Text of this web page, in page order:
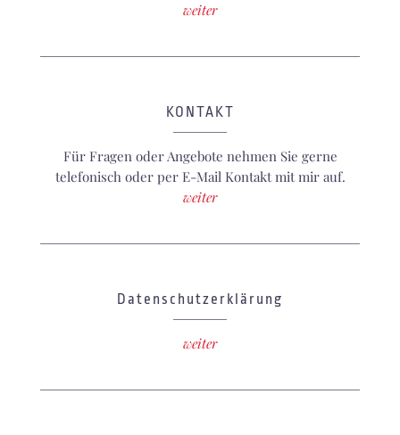
weiter
KONTAKT
Für Fragen oder Angebote nehmen Sie gerne
telefonisch oder per E-Mail Kontakt mit mir auf.
weiter
Datenschutzerklärung
weiter